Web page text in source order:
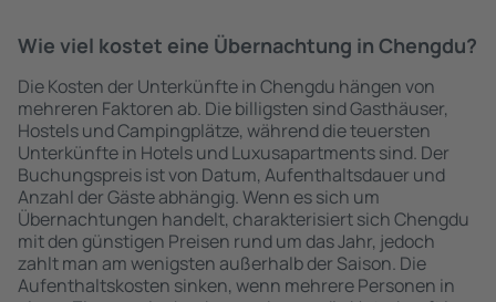
Wie viel kostet eine Übernachtung in Chengdu?
Die Kosten der Unterkünfte in Chengdu hängen von
mehreren Faktoren ab. Die billigsten sind Gasthäuser,
Hostels und Campingplätze, während die teuersten
Unterkünfte in Hotels und Luxusapartments sind. Der
Buchungspreis ist von Datum, Aufenthaltsdauer und
Anzahl der Gäste abhängig. Wenn es sich um
Übernachtungen handelt, charakterisiert sich Chengdu
mit den günstigen Preisen rund um das Jahr, jedoch
zahlt man am wenigsten außerhalb der Saison. Die
Aufenthaltskosten sinken, wenn mehrere Personen in